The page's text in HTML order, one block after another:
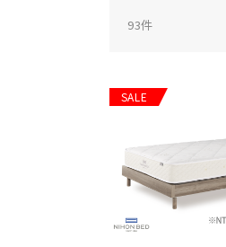
93件
SALE